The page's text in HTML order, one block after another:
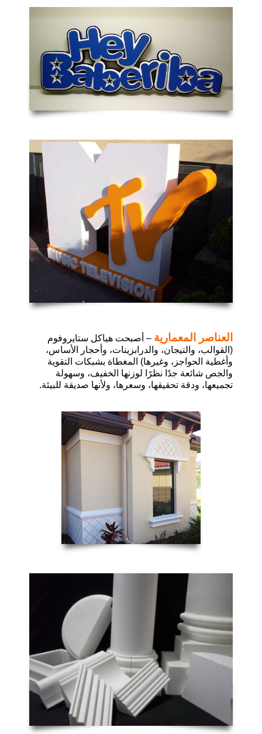
العناصر المعمارية – أصبحت هياكل ستايروفوم
( القوالب، والتيجان، والدرابزينات، وأحجار الأساس،
وأغطية الحواجز، وغيرها) المغطاة بشبكات التقوية
والجص شائعة جدًا نظرًا لوزنها الخفيف، وسهولة
تجميعها، ودقة تحقيقها، وسعرها، ولأنها صديقة للبيئة.